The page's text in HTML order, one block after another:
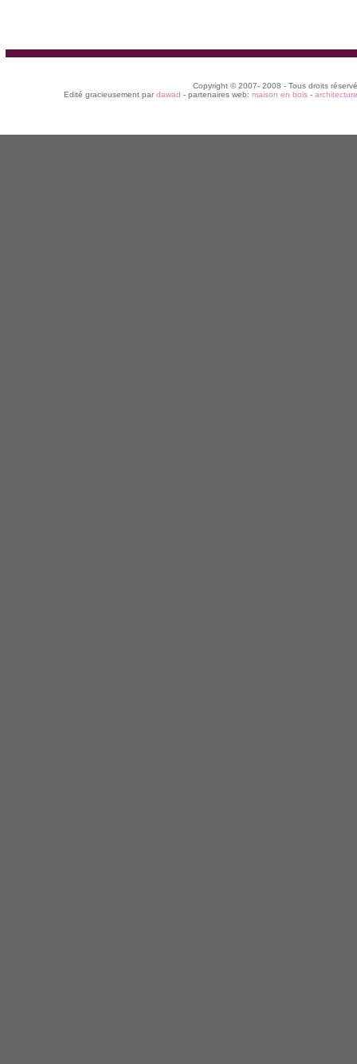
Copyright © 2007- 2008 - Tous droits
Edité gracieusement par dawad - partenaires web: maison en bois -